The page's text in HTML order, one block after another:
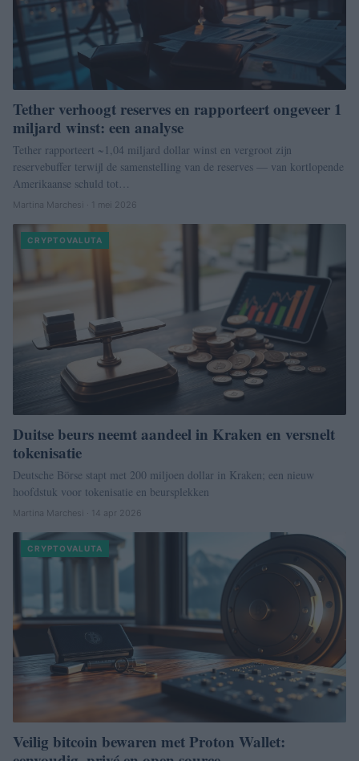
Tether verhoogt reserves en rapporteert ongeveer 1
miljard winst: een analyse
Tether rapporteert ~1,04 miljard dollar winst en vergroot zijn
reservebuffer terwijl de samenstelling van de reserves — van kortlopende
Amerikaanse schuld tot…
Martina Marchesi · 1 mei 2026
CRYPTOVALUTA
Duitse beurs neemt aandeel in Kraken en versnelt
tokenisatie
Deutsche Börse stapt met 200 miljoen dollar in Kraken; een nieuw
hoofdstuk voor tokenisatie en beursplekken
Martina Marchesi · 14 apr 2026
CRYPTOVALUTA
Veilig bitcoin bewaren met Proton Wallet: